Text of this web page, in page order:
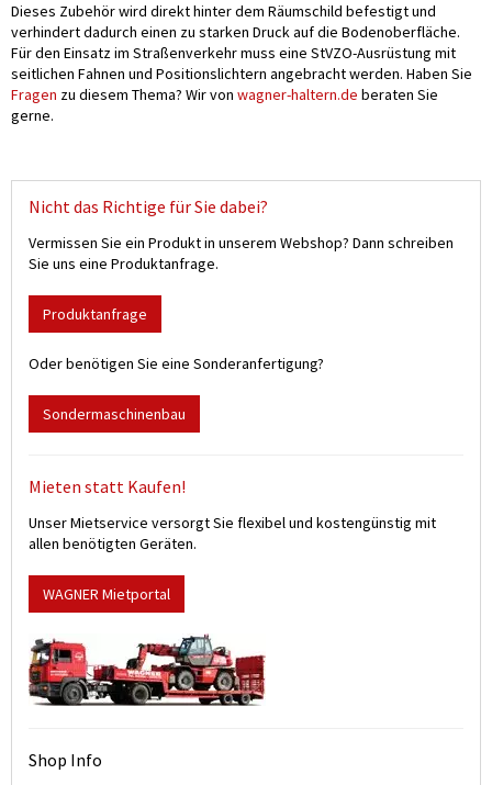
Dieses Zubehör wird direkt hinter dem Räumschild befestigt und
verhindert dadurch einen zu starken Druck auf die Bodenoberfläche.
Für den Einsatz im Straßenverkehr muss eine StVZO-Ausrüstung mit
seitlichen Fahnen und Positionslichtern angebracht werden. Haben Sie
Fragen zu diesem Thema? Wir von wagner-haltern.de beraten Sie
gerne.
Nicht das Richtige für Sie dabei?
Vermissen Sie ein Produkt in unserem Webshop? Dann schreiben
Sie uns eine Produktanfrage.
Produktanfrage
Oder benötigen Sie eine Sonderanfertigung?
Sondermaschinenbau
Mieten statt Kaufen!
Unser Mietservice versorgt Sie flexibel und kostengünstig mit
allen benötigten Geräten.
WAGNER Mietportal
Shop Info